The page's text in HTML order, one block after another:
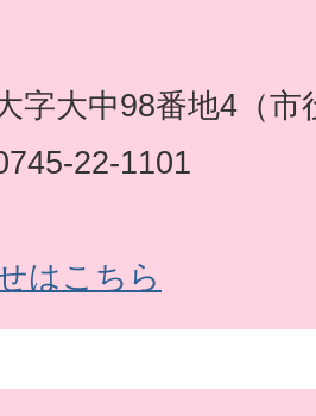
字大中98番地4（市
22-1101
はこちら